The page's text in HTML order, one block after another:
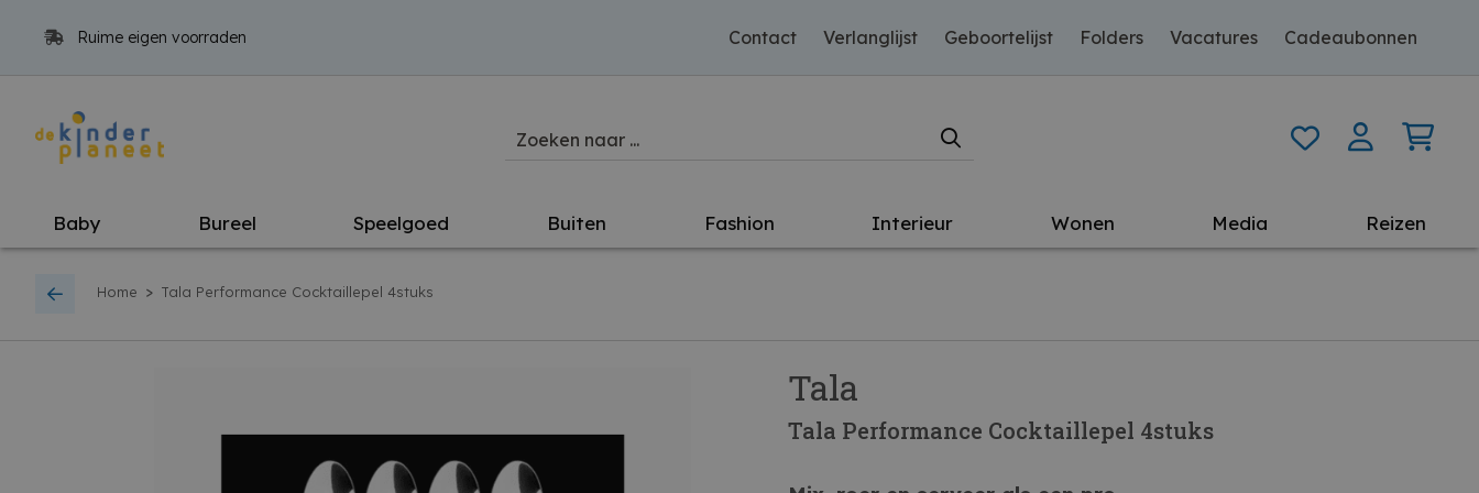
Ruime eigen voorraden Contact Verlanglijst Geboortelijst Folders Vacatures Cadeaubonnen
Baby Bureel Speelgoed Buiten Fashion Interieur Wonen Media Reizen
Home > Tala Performance Cocktaillepel 4stuks
Tala
Tala Performance Cocktaillepel 4stuks